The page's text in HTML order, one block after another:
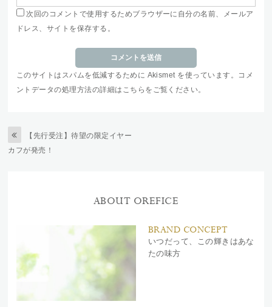
次回のコメントで使用するためブラウザーに自分の名前、メールア
ドレス、サイトを保存する。
このサイトはスパムを低減するために Akismet を使っています。
コメ
ントデータの処理方法の詳細はこちらをご覧ください。
【先行受注】待望の限定イヤー
カフが発売！
ABOUT OREFICE
BRAND CONCEPT
いつだって、この輝きはあな
たの味方